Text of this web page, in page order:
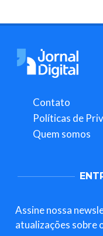
Contato
Políticas de
Quem somos
Assine nossa
atualizações sobre